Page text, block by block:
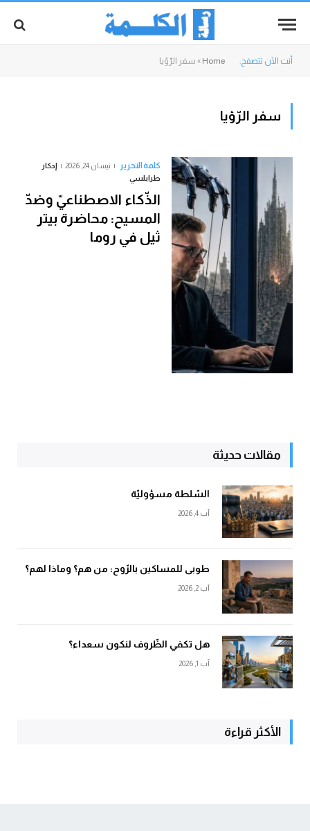
أنت الآن تتصفح: Home
» سفر الرّؤيا
سفر الرّؤيا
كلمة التحرير نيسان 24, 2026
إدكار
طرابلسي
الذّكاء الاصطناعيّ وضدّ
المسيح: محاضرة بيتر
ثيل في روما
مقالات حديثة
السّلطة مسؤوليّة
آب 4, 2026
طوبى للمساكين بالرّوح: من هم؟ وماذا لهم؟
آب 2, 2026
هل تكفي الظّروف لنكون سعداء؟
آب 1, 2026
الأكثر قراءة